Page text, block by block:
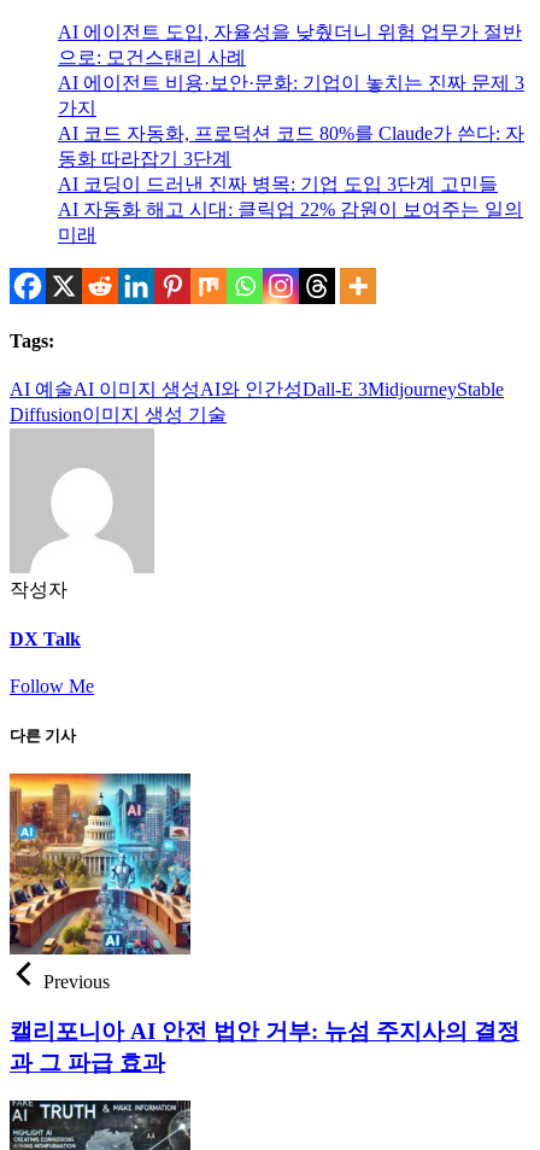
AI 에이전트 도입, 자율성을 낮췄더니 위험 업무가 절반
으로: 모건스탠리 사례
AI 에이전트 비용·보안·문화: 기업이 놓치는 진짜 문제 3
가지
AI 코드 자동화, 프로덕션 코드 80%를 Claude가 쓴다: 자
동화 따라잡기 3단계
AI 코딩이 드러낸 진짜 병목: 기업 도입 3단계 고민들
AI 자동화 해고 시대: 클릭업 22% 감원이 보여주는 일의
미래
Tags:
AI 예술AI 이미지 생성AI와 인간성Dall-E 3MidjourneyStable
Diffusion이미지 생성 기술
작성자
DX Talk
Follow Me
다른 기사
Previous
캘리포니아 AI 안전 법안 거부: 뉴섬 주지사의 결정
과 그 파급 효과